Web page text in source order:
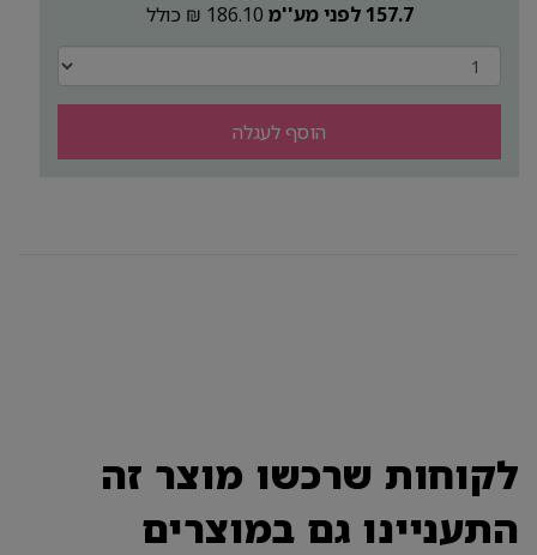
157.7 לפני מע''מ 186.10 ₪ כולל
הוסף לעגלה
לקוחות שרכשו מוצר זה
התעניינו גם במוצרים